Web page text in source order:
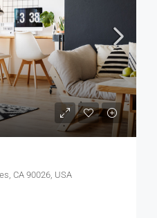
CA 90026, USA